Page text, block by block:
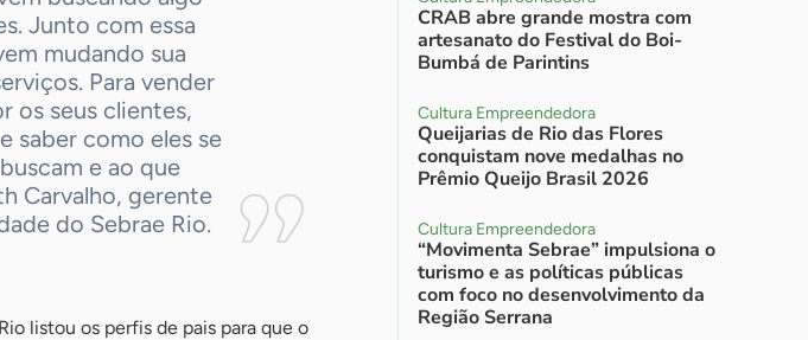
Junto com essa
mudando sua
Para vender
os seus clientes,
saber como eles se
e ao que
Carvalho, gerente
do Sebrae Rio.
listou os perfis de pais para que o
CRAB abre grande mostra com
artesanato do Festival do Boi-
Bumbá de Parintins
Cultura Empreendedora
Queijarias de Rio das Flores
conquistam nove medalhas no
Prêmio Queijo Brasil 2026
Cultura Empreendedora
“Movimenta Sebrae” impulsiona o
turismo e as políticas públicas
com foco no desenvolvimento da
Região Serrana